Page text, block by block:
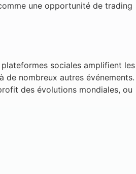
une opportunité de trading
sociales amplifient les
de nombreux autres événements.
des évolutions mondiales, ou